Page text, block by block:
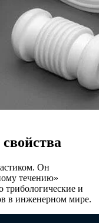
Он
течению»
трибологические и
в инженерном мире.